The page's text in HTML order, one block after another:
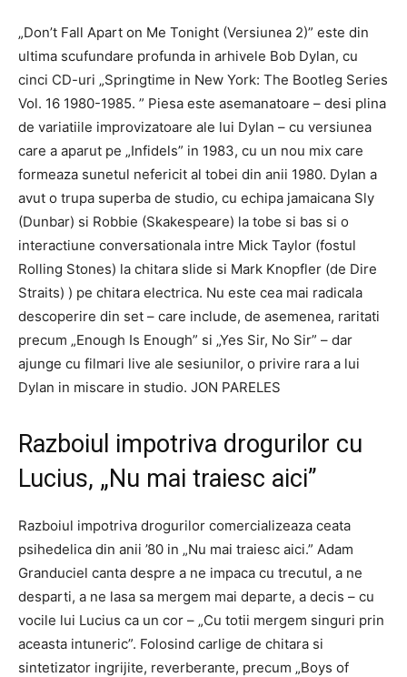
„Don’t Fall Apart on Me Tonight (Versiunea 2)” este din
ultima scufundare profunda in arhivele Bob Dylan, cu
cinci CD-uri „Springtime in New York: The Bootleg Series
Vol. 16 1980-1985. ” Piesa este asemanatoare – desi plina
de variatiile improvizatoare ale lui Dylan – cu versiunea
care a aparut pe „Infidels” in 1983, cu un nou mix care
formeaza sunetul nefericit al tobei din anii 1980. Dylan a
avut o trupa superba de studio, cu echipa jamaicana Sly
(Dunbar) si Robbie (Skakespeare) la tobe si bas si o
interactiune conversationala intre Mick Taylor (fostul
Rolling Stones) la chitara slide si Mark Knopfler (de Dire
Straits) ) pe chitara electrica. Nu este cea mai radicala
descoperire din set – care include, de asemenea, raritati
precum „Enough Is Enough” si „Yes Sir, No Sir” – dar
ajunge cu filmari live ale sesiunilor, o privire rara a lui
Dylan in miscare in studio. JON PARELES
Razboiul impotriva drogurilor cu
Lucius, „Nu mai traiesc aici”
Razboiul impotriva drogurilor comercializeaza ceata
psihedelica din anii ’80 in „Nu mai traiesc aici.” Adam
Granduciel canta despre a ne impaca cu trecutul, a ne
desparti, a ne lasa sa mergem mai departe, a decis – cu
vocile lui Lucius ca un cor – „Cu totii mergem singuri prin
aceasta intuneric”. Folosind carlige de chitara si
sintetizator ingrijite, reverberante, precum „Boys of